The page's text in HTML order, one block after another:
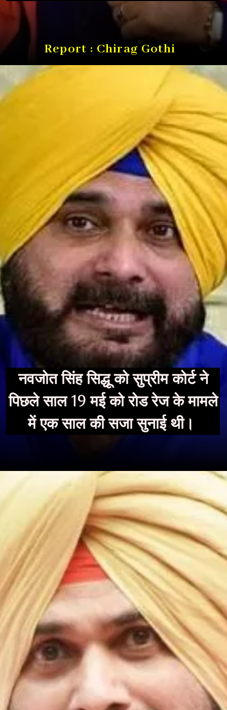
Report : Chirag Gothi
नवजोत सिंह सिद्धू को सुप्रीम कोर्ट ने
पिछले साल 19 मई को रोड रेज के मामले
में एक साल की सजा सुनाई थी।